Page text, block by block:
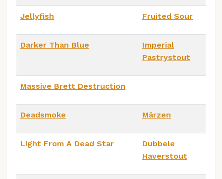
Jellyfish Fruited Sour
Darker Than Blue
Imperial
Pastrystout
Massive Brett Destruction
Deadsmoke Märzen
Light From A Dead Star
Dubbele
Haverstout